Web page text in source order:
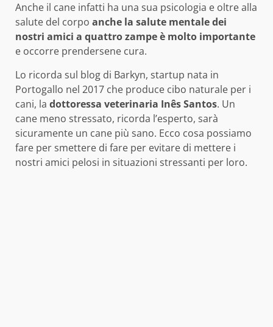
Anche il cane infatti ha una sua psicologia e oltre alla
salute del corpo anche la salute mentale dei
nostri amici a quattro zampe è molto importante
e occorre prendersene cura.
Lo ricorda sul blog di Barkyn, startup nata in
Portogallo nel 2017 che produce cibo naturale per i
cani, la dottoressa veterinaria Inês Santos. Un
cane meno stressato, ricorda l’esperto, sarà
sicuramente un cane più sano. Ecco cosa possiamo
fare per smettere di fare per evitare di mettere i
nostri amici pelosi in situazioni stressanti per loro.